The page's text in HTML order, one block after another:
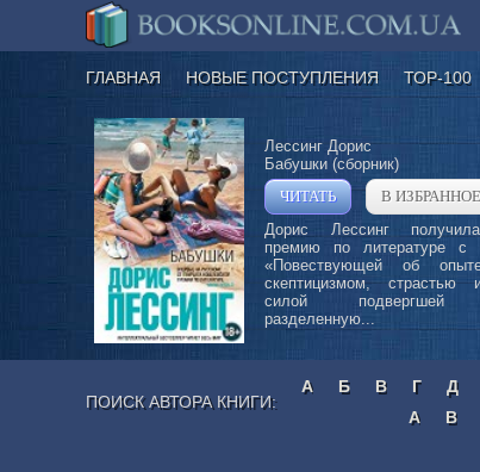
ГЛАВНАЯ НОВЫЕ ПОСТУПЛЕНИЯ ТОР-100
Лессинг Дорис
Бабушки (сборник)
ЧИТАТЬ
В ИЗБРАННОЕ
Дорис Лессинг
премию по литературе с
«Повествующей об
скептицизмом, страстью
силой подвергшей
разделенную...
ПОИСК АВТОРА КНИГИ:
А Б В Г Д
A
B